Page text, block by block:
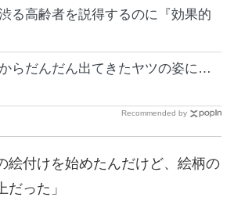
る高齢者を説得するのに『効果的
らだんだん出てきたヤツの姿に…
Recommended by
絵付けを始めたんだけど、絵柄の
った」